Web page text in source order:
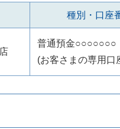
種別・口座
普通預金○○○○○○○
(お客さまの専用口